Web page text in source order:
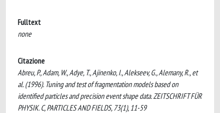
Fulltext
none
Citazione
Abreu, P., Adam, W., Adye, T., Ajinenko, I., Alekseev, G., Alemany, R., et
al. (1996). Tuning and test of fragmentation models based on
identified particles and precision event shape data. ZEITSCHRIFT FÜR
PHYSIK. C, PARTICLES AND FIELDS, 73(1), 11-59